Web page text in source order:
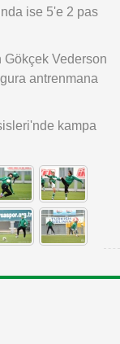
ise 5'e 2 pas
Gökçek Vederson
antrenmana
kampa